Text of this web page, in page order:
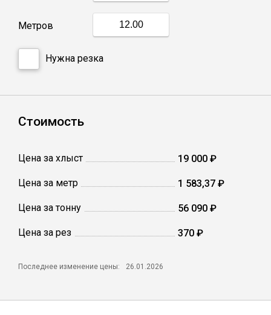
Швеллер
Сетка кладочная
Проволока
Метров
Нужна резка
Стоимость
Цена за хлыст 19 000 ₽
Цена за метр 1 583,37 ₽
Цена за тонну 56 090 ₽
Цена за рез 370 ₽
Последнее изменение цены: 26.01.2026